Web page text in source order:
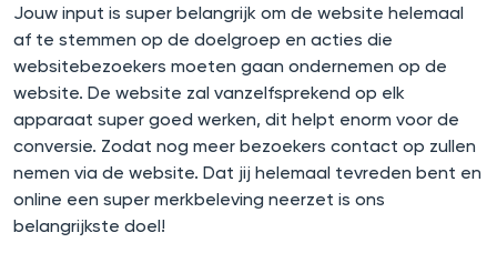
Jouw input is super belangrijk om de website helemaal
af te stemmen op de doelgroep en acties die
websitebezoekers moeten gaan ondernemen op de
website. De website zal vanzelfsprekend op elk
apparaat super goed werken, dit helpt enorm voor de
conversie. Zodat nog meer bezoekers contact op zullen
nemen via de website. Dat jij helemaal tevreden bent en
online een super merkbeleving neerzet is ons
belangrijkste doel!